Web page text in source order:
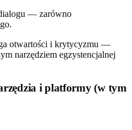
— zarówno
otwartości i krytycyzmu —
narzędziem egzystencjalnej
i platformy (w tym